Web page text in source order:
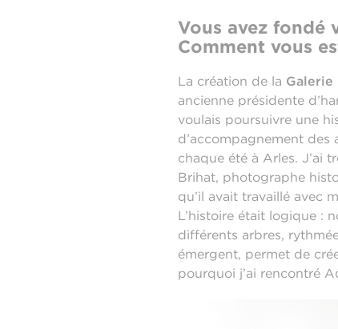
Vous avez fondé
Comment vous
La création de la Galerie
ancienne présidente
voulais poursuivre une
d’accompagnement
chaque été à Arles. J’ai
Brihat, photographe
qu’il avait travaillé avec
L’histoire était logique :
différents arbres,
émergent, permet de
pourquoi j’ai rencontré